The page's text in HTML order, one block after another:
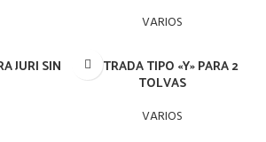
VARIOS
JURI SIN ENTRADA TIPO «Y» PARA 2
TOLVAS
VARIOS